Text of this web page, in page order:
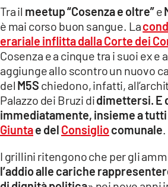
LACITYMAG.IT
ILREGGINO.IT
COSENZACHANNEL.IT
ILVIBONESE.IT
CATANZAROCHANNEL.IT
LACAPITALENEWS.IT
ANDROID
Tra il meetup “Cosenza e oltre”e
è mai corso buon sangue. La
erariale inflitta dalla Corte dei
Cosenza e a cinque tra i suoi ex e
aggiunge allo scontro un nuovo
del M5S chiedono, infatti,
Palazzo dei Bruzi didimettersi. E
immediatamente, insieme a
Giuntae del Consigliocomunale
I grillini ritengono che per gli
l’addio alle cariche